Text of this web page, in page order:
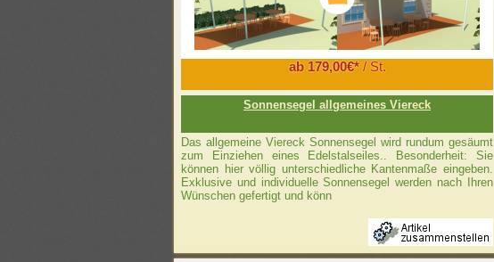
ab 179,00€*/ St.
Sonnensegel allgemeines Viereck
Das allgemeine Viereck Sonnensegel wird rundum gesäumt
zum Einziehen eines Edelstalseiles.. Besonderheit: Sie
können hier völlig unterschiedliche Kantenmaße eingeben.
Exklusive und individuelle Sonnensegel werden nach Ihren
Wünschen gefertigt und könn